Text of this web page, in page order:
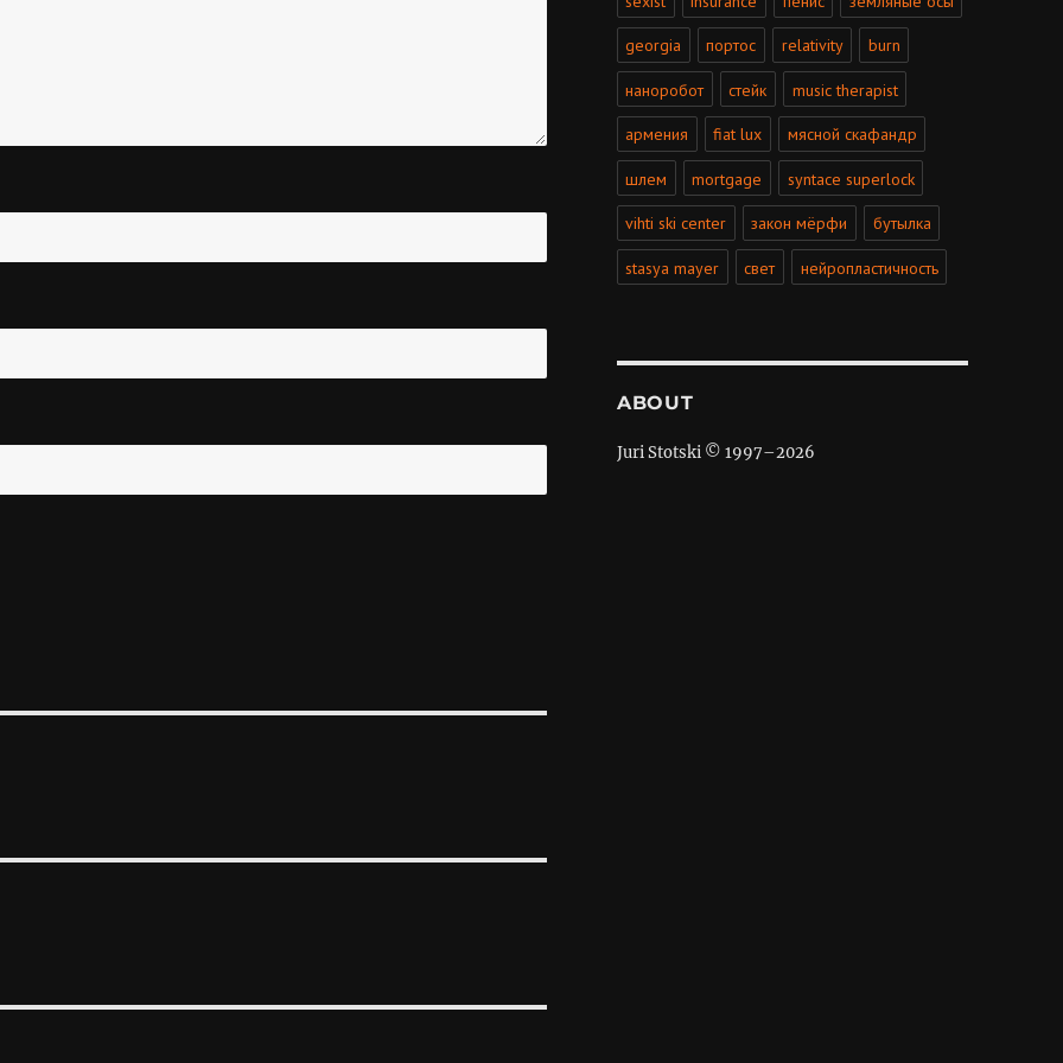
georgia портос relativity burn
наноробот стейк music therapist
армения fiat lux мясной скафандр
шлем mortgage syntace superlock
vihti ski center закон мёрфи бутылка
stasya mayer свет нейропластичность
ABOUT
Juri Stotski © 1997–2026